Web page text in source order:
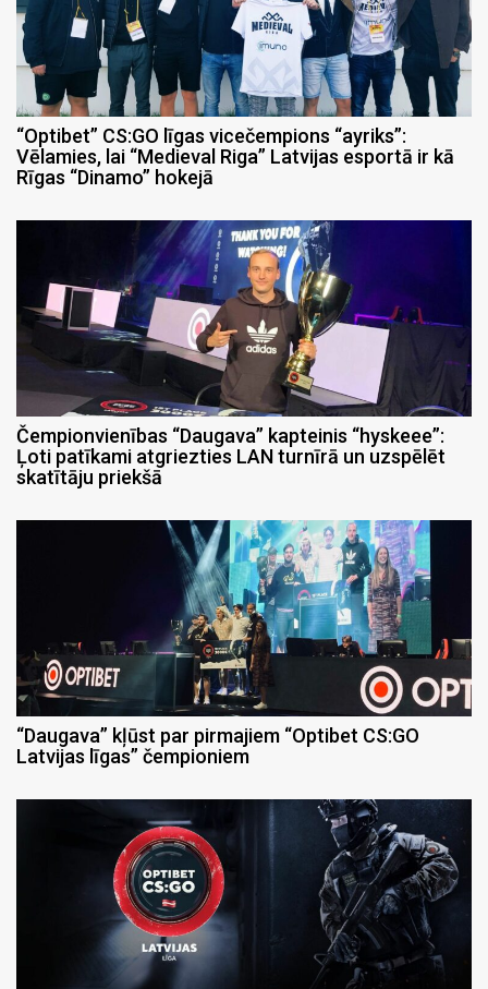
“Optibet” CS:GO līgas vicečempions “ayriks”:
Vēlamies, lai “Medieval Riga” Latvijas esportā ir kā
Rīgas “Dinamo” hokejā
Čempionvienības “Daugava” kapteinis “hyskeee”:
Ļoti patīkami atgriezties LAN turnīrā un uzspēlēt
skatītāju priekšā
“Daugava” kļūst par pirmajiem “Optibet CS:GO
Latvijas līgas” čempioniem